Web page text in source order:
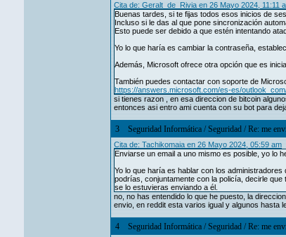
Cita de: Geralt_de_Rivia en 26 Mayo 2024, 11:11
Buenas tardes, si te fijas todos esos inicios de
Incluso si le das al que pone sincronización
Esto puede ser debido a que estén intentando
Yo lo que haría es cambiar la contraseña,
Además, Microsoft ofrece otra opción que es
También puedes contactar con soporte de
https://answers.microsoft.com/es-es/
si tienes razon , en esa direccion de bitcoin
entonces asi entro ami cuenta con su bot para
3 Seguridad Informática /Seguridad /Re: me
Cita de: Tachikomaia en 26 Mayo 2024, 05:59 am
Enviarse un email a uno mismo es posible, yo lo
Yo lo que haría es hablar con los
podrías, conjuntamente con la policía, decirle
se lo estuvieras enviando a él.
no, no has entendido lo que he puesto, la
envio, en reddit esta varios igual y algunos hasta
4 Seguridad Informática /Seguridad /Re: me